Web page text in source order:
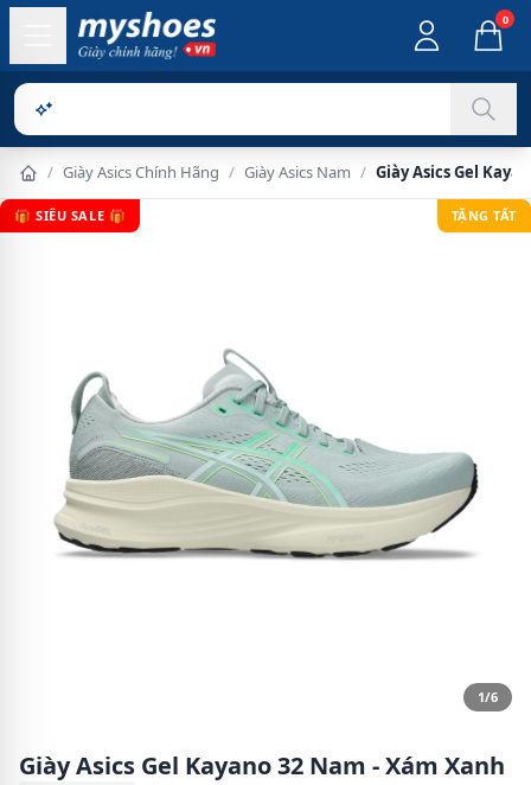
0
Sản phẩm ch
/ Giày Asics Chính Hãng / Giày Asics Nam / Giày Asics Gel
🎁 SIÊU SALE 🎁 TẶNG TẤT
1/6
Giày Asics Gel Kayano 32 Nam - Xám Xanh